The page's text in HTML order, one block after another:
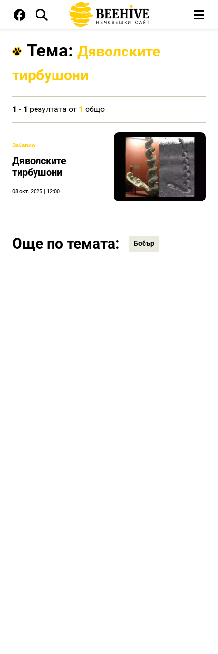
Тема: Дяволските
тирбушони
1 - 1 резултата от 1 общо
Забавно
Дяволските
тирбушони
08 окт. 2025 | 12:00
Още по темата: Бобър